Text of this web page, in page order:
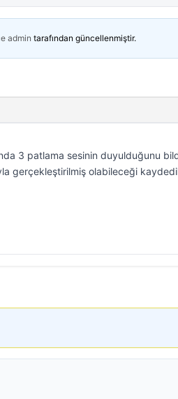
admin tarafından güncellenmiştir.
3 patlama sesinin duyulduğunu
gerçekleştirilmiş olabileceği